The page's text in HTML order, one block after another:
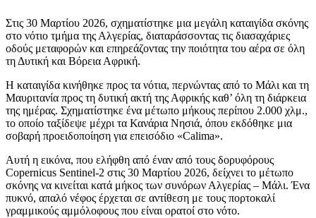
Στις 30 Μαρτίου 2026, σχηματίστηκε μια μεγάλη καταιγίδα σκόνης
στο νότιο τμήμα της Αλγερίας, διαταράσσοντας τις διασαχάριες
οδούς μεταφορών και επηρεάζοντας την ποιότητα του αέρα σε όλη
τη Δυτική και Βόρεια Αφρική.
Η καταιγίδα κινήθηκε προς τα νότια, περνώντας από το Μάλι και τη
Μαυριτανία προς τη δυτική ακτή της Αφρικής καθ’ όλη τη διάρκεια
της ημέρας. Σχηματίστηκε ένα μέτωπο μήκους περίπου 2.000 χλμ.,
το οποίο ταξίδεψε μέχρι τα Κανάρια Νησιά, όπου εκδόθηκε μια
σοβαρή προειδοποίηση για επεισόδιο «Calima».
Αυτή η εικόνα, που ελήφθη από έναν από τους δορυφόρους
Copernicus Sentinel-2 στις 30 Μαρτίου 2026, δείχνει το μέτωπο
σκόνης να κινείται κατά μήκος των συνόρων Αλγερίας – Μάλι. Ένα
πυκνό, απαλό νέφος έρχεται σε αντίθεση με τους πορτοκαλί
γραμμικούς αμμόλοφους που είναι ορατοί στο νότο.